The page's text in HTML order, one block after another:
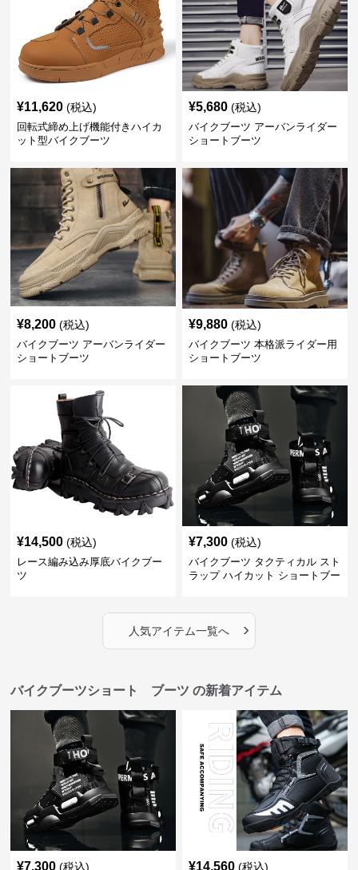
¥11,620 (税込)
回転式締め上げ機能付きハイカ
ット型バイクブーツ
¥5,680 (税込)
バイクブーツ アーバンライダー
ショートブーツ
¥8,200 (税込)
バイクブーツ アーバンライダー
ショートブーツ
¥9,880 (税込)
バイクブーツ 本格派ライダー用
ショートブーツ
¥14,500 (税込)
レース編み込み厚底バイクブー
ツ
¥7,300 (税込)
バイクブーツ タクティカル スト
ラップ ハイカット ショートブー
人気アイテム一覧へ ›
バイクブーツショート ブーツ の新着アイテム
¥7,300 (税込) ¥14,560 (税込)